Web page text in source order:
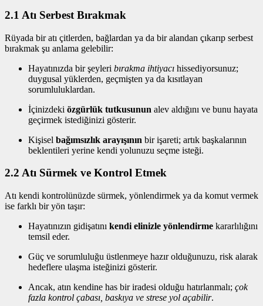
2.1 Atı Serbest Bırakmak
Rüyada bir atı çitlerden, bağlardan ya da bir alandan çıkarıp serbest
bırakmak şu anlama gelebilir:
Hayatınızda bir şeyleri bırakma ihtiyacı hissediyorsunuz;
duygusal yüklerden, geçmişten ya da kısıtlayan
sorumluluklardan.
İçinizdeki özgürlük tutkusunun alev aldığını ve bunu hayata
geçirmek istediğinizi gösterir.
Kişisel bağımsızlık arayışının bir işareti; artık başkalarının
beklentileri yerine kendi yolunuzu seçme isteği.
2.2 Atı Sürmek ve Kontrol Etmek
Atı kendi kontrolünüzde sürmek, yönlendirmek ya da komut vermek
ise farklı bir yön taşır:
Hayatınızın gidişatını kendi elinizle yönlendirme kararlılığını
temsil eder.
Güç ve sorumluluğu üstlenmeye hazır olduğunuzu, risk alarak
hedeflere ulaşma isteğinizi gösterir.
Ancak, atın kendine has bir iradesi olduğu hatırlanmalı; çok
fazla kontrol çabası, baskıya ve strese yol açabilir.